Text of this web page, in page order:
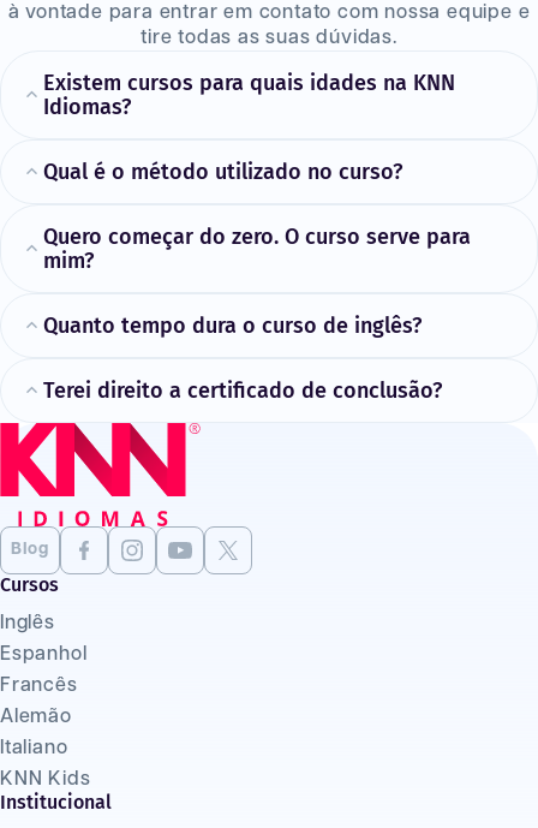
à vontade para entrar em contato com nossa equipe e
tire todas as suas dúvidas.
Existem cursos para quais idades na KNN
Idiomas?
Qual é o método utilizado no curso?
Quero começar do zero. O curso serve para
mim?
Quanto tempo dura o curso de inglês?
Terei direito a certificado de conclusão?
Blog
Cursos
Inglês
Espanhol
Francês
Alemão
Italiano
KNN Kids
Institucional